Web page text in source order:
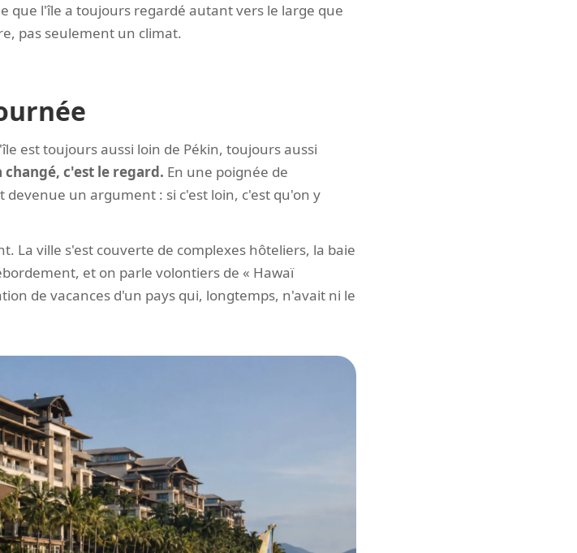
que l'île a toujours regardé autant vers le large que
pas seulement un climat.
est toujours aussi loin de Pékin, toujours aussi
changé, c'est le regard. En une poignée de
un argument : si c'est loin, c'est qu'on y
La ville s'est couverte de complexes hôteliers, la baie
et on parle volontiers de « Hawaï
de vacances d'un pays qui, longtemps, n'avait ni le